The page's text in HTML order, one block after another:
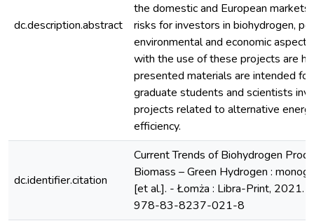
dc.description.abstract
the domestic and European
risks for investors in biohydrogen,
environmental and economic
with the use of these projects are
presented materials are intended
graduate students and scientists
projects related to alternative
efficiency.
dc.identifier.citation
Current Trends of Biohydrogen
Biomass – Green Hydrogen :
[et al.]. - Łomża : Libra-Print, 2021.
978-83-8237-021-8